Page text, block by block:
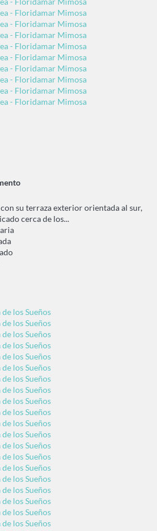
su terraza exterior orientada al sur,
cerca de los...